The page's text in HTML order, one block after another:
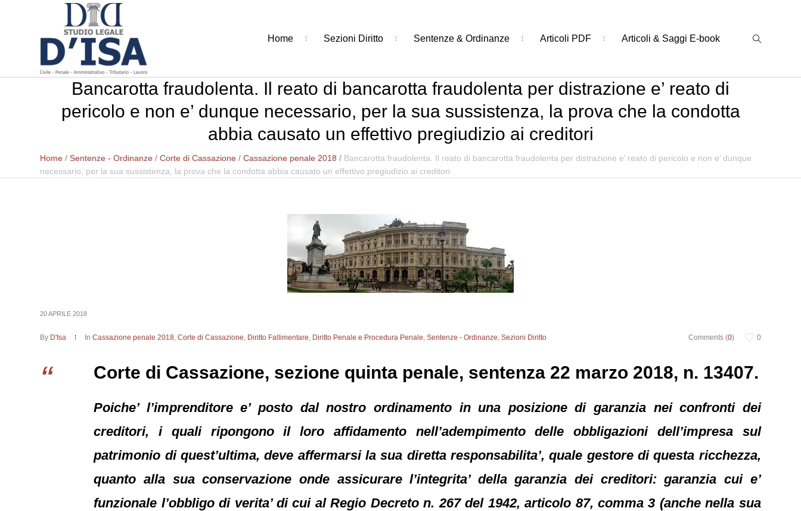
Home Sezioni Diritto Sentenze & Ordinanze Articoli PDF Articoli & Saggi E-book
Bancarotta fraudolenta. Il reato di bancarotta fraudolenta per distrazione e’ reato di
pericolo e non e’ dunque necessario, per la sua sussistenza, la prova che la condotta
abbia causato un effettivo pregiudizio ai creditori
Home /Sentenze - Ordinanze /Corte di Cassazione /Cassazione penale 2018 / Bancarotta fraudolenta. Il reato di bancarotta fraudolenta per distrazione e’ reato di pericolo e non e’ dunque
necessario, per la sua sussistenza, la prova che la condotta abbia causato un effettivo pregiudizio ai creditori
20 APRILE 2018
Comments (0) 0
By D'Isa InCassazione penale 2018,Corte di Cassazione, Diritto Fallimentare, Diritto Penale e Procedura Penale,Sentenze - Ordinanze,Sezioni Diritto
Corte di Cassazione, sezione quinta penale, sentenza 22 marzo 2018, n. 13407.
Poiche’ l’imprenditore e’ posto dal nostro ordinamento in una posizione di garanzia nei confronti dei
creditori, i quali ripongono il loro affidamento nell’adempimento delle obbligazioni dell’impresa sul
patrimonio di quest’ultima, deve affermarsi la sua diretta responsabilita’, quale gestore di questa ricchezza,
quanto alla sua conservazione onde assicurare l’integrita’ della garanzia dei creditori: garanzia cui e’
funzionale l’obbligo di verita’ di cui al Regio Decreto n. 267 del 1942, articolo 87, comma 3 (anche nella sua